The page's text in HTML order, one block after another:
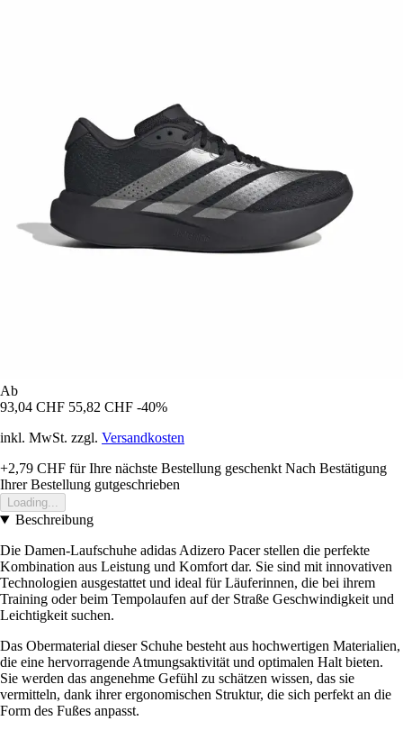
Ab
93,04 CHF 55,82 CHF -40%
inkl. MwSt. zzgl. Versandkosten
+2,79 CHF für Ihre nächste Bestellung geschenkt Nach Bestätigung
Ihrer Bestellung gutgeschrieben
Loading...
Beschreibung
Die Damen-Laufschuhe adidas Adizero Pacer stellen die perfekte
Kombination aus Leistung und Komfort dar. Sie sind mit innovativen
Technologien ausgestattet und ideal für Läuferinnen, die bei ihrem
Training oder beim Tempolaufen auf der Straße Geschwindigkeit und
Leichtigkeit suchen.
Das Obermaterial dieser Schuhe besteht aus hochwertigen Materialien,
die eine hervorragende Atmungsaktivität und optimalen Halt bieten.
Sie werden das angenehme Gefühl zu schätzen wissen, das sie
vermitteln, dank ihrer ergonomischen Struktur, die sich perfekt an die
Form des Fußes anpasst.